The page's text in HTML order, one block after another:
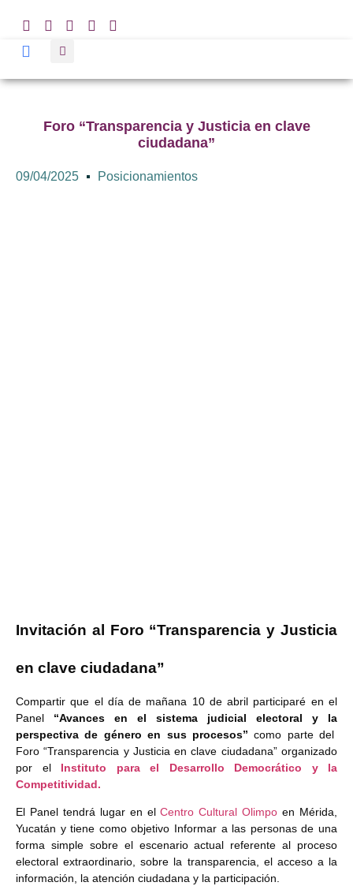
Foro “Transparencia y Justicia en clave
ciudadana”
09/04/2025 Posicionamientos
Invitación al Foro “Transparencia y Justicia
en clave ciudadana”
Compartir que el día de mañana 10 de abril participaré en el
Panel “Avances en el sistema judicial electoral y la
perspectiva de género en sus procesos” como parte del
Foro “Transparencia y Justicia en clave ciudadana” organizado
por el Instituto para el Desarrollo Democrático y la
Competitividad.
El Panel tendrá lugar en elCentro Cultural Olimpo en Mérida,
Yucatán y tiene como objetivo Informar a las personas de una
forma simple sobre el escenario actual referente al proceso
electoral extraordinario, sobre la transparencia, el acceso a la
información, la atención ciudadana y la participación.